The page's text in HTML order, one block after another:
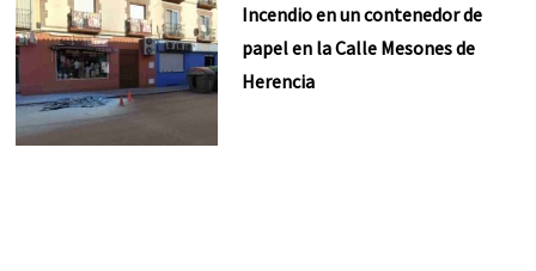
Incendio en un contenedor de
papel en la Calle Mesones de
Herencia